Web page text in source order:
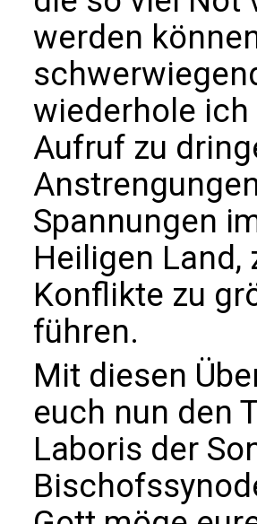
werden
wiederhole
Aufruf zu
Spannungen
Heiligen Land,
Konflikte zu
führen.
Mit diesen
euch nun den
Laboris der